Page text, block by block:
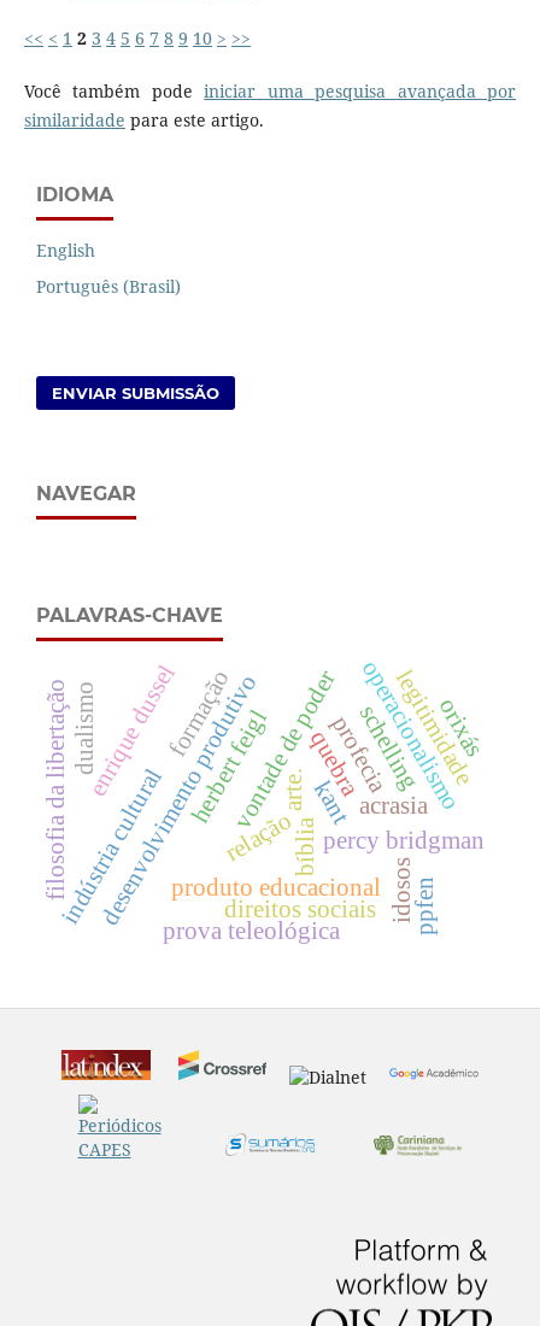
<< < 1 2 3 4 5 6 7 8 9 10 > >>
Você também podeiniciar uma pesquisa avançada por
similaridade para este artigo.
IDIOMA
English
Português (Brasil)
ENVIAR SUBMISSÃO
NAVEGAR
PALAVRAS-CHAVE
kant
herbert feigl
bíblia
profecia
produto educacional
relação
vontade de poder acrasia
desenvolvimento produtivo
formação
indústria cultural
operacionalismo
percy bridgman
idosos
direitos sociais
enrique dussel
filosofia da libertação arte. schelling
prova teleológica
legitimidade
dualismo quebra
ppfen
orixás